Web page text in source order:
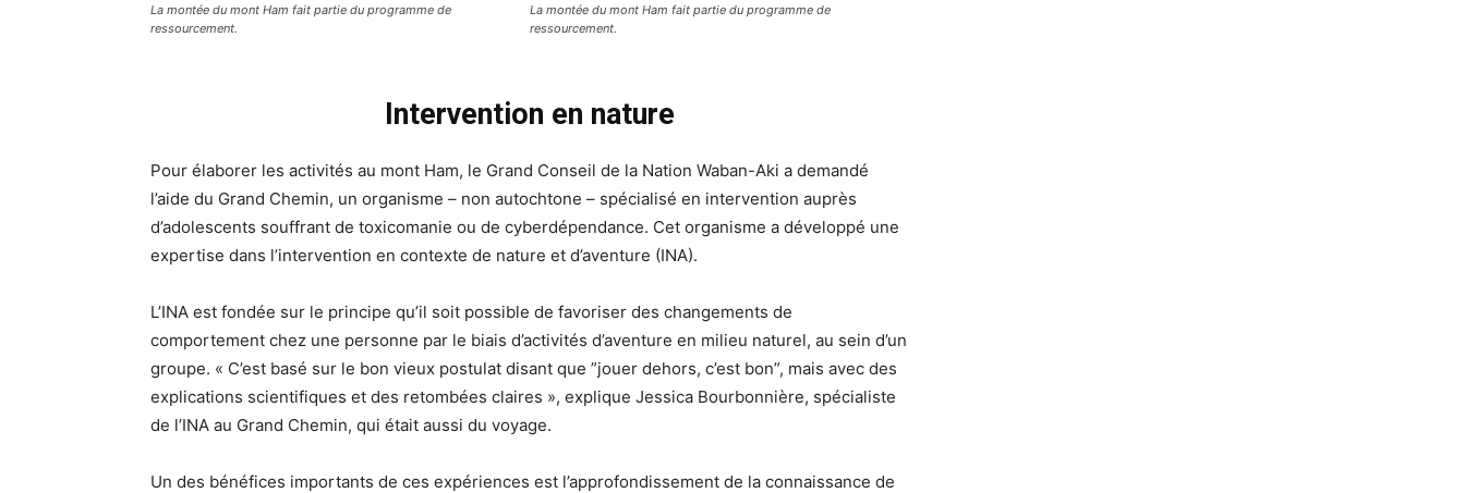
La montée du mont Ham fait partie du programme de
ressourcement.
La montée du mont Ham fait partie du programme de
ressourcement.
Intervention en nature
Pour élaborer les activités au mont Ham, le Grand Conseil de la Nation Waban-Aki a demandé
l’aide du Grand Chemin, un organisme – non autochtone – spécialisé en intervention auprès
d’adolescents souffrant de toxicomanie ou de cyberdépendance. Cet organisme a développé une
expertise dans l’intervention en contexte de nature et d’aventure (INA).
L’INA est fondée sur le principe qu’il soit possible de favoriser des changements de
comportement chez une personne par le biais d’activités d’aventure en milieu naturel, au sein d’un
groupe. « C’est basé sur le bon vieux postulat disant que ”jouer dehors, c’est bon”, mais avec des
explications scientifiques et des retombées claires », explique Jessica Bourbonnière, spécialiste
de l’INA au Grand Chemin, qui était aussi du voyage.
Un des bénéfices importants de ces expériences est l’approfondissement de la connaissance de